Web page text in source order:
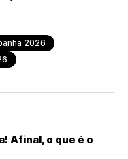
2026
Afinal, o que é o